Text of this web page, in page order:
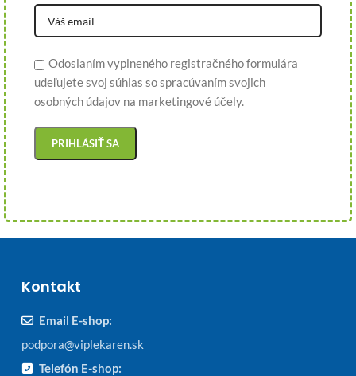
Odoslaním vyplneného registračného formulára
udeľujete svoj súhlas so spracúvaním svojich
osobných údajov na marketingové účely.
Kontakt
Email E-shop:
podpora@viplekaren.sk
Telefón E-shop: